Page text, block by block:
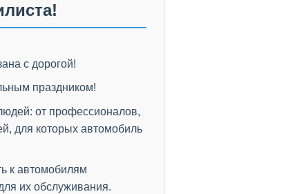
с дорогой!
праздником!
от профессионалов,
для которых автомобиль
к автомобилям
их обслуживания.